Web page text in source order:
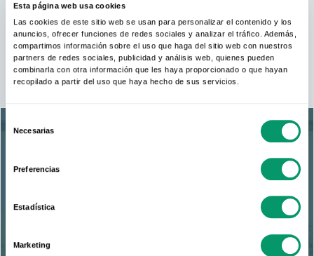
Esta página web usa cookies
Las cookies de este sitio web se usan para personalizar el contenido y los
anuncios, ofrecer funciones de redes sociales y analizar el tráfico. Además,
compartimos información sobre el uso que haga del sitio web con nuestros
partners de redes sociales, publicidad y análisis web, quienes pueden
combinarla con otra información que les haya proporcionado o que hayan
recopilado a partir del uso que haya hecho de sus servicios.
Necesarias
Preferencias
Estadística
Marketing
Seja do Club
Kömmerling